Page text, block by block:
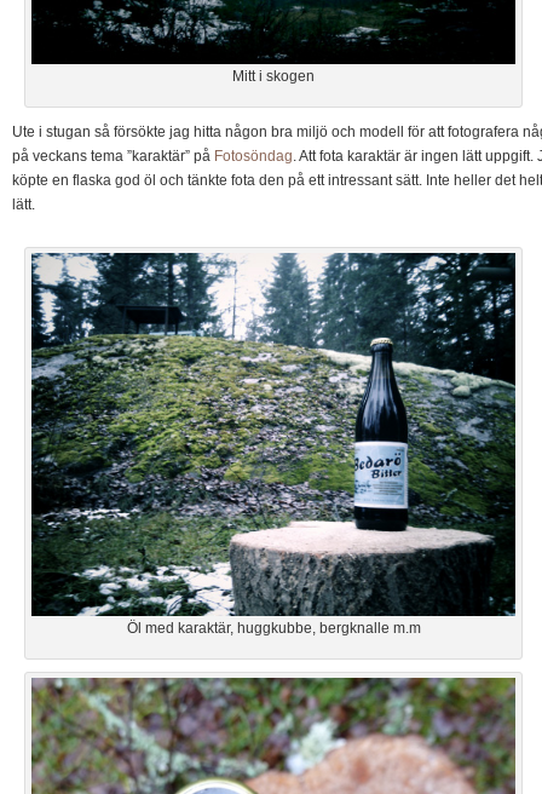
Mitt i skogen
Ute i stugan så försökte jag hitta någon bra miljö och modell för att fotografera
på veckans tema ”karaktär” på Fotosöndag . Att fota karaktär är ingen lätt uppgift.
köpte en flaska god öl och tänkte fota den på ett intressant sätt. Inte heller det helt
lätt.
Öl med karaktär, huggkubbe, bergknalle m.m